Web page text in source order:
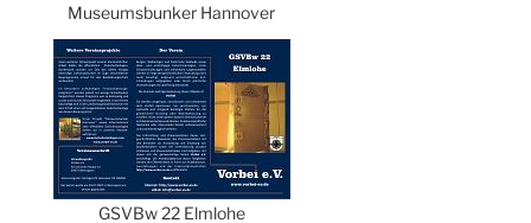
Museumsbunker Hannover
GSVBw 22 Elmlohe